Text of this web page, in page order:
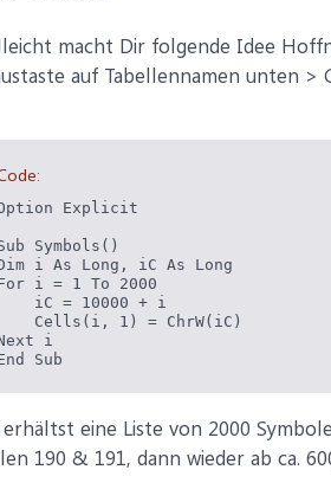
macht Dir folgende Idee
auf Tabellennamen unten >
Explicit
Symbols()
i As Long, iC As Long
i = 1 To 2000
iC = 10000 + i
Cells(i, 1) = ChrW(iC)
i
Sub
erhältst eine Liste von 2000
190 & 191, dann wieder ab ca.